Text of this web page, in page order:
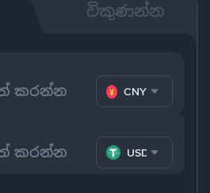
විකුණන්න
CNY
USDT